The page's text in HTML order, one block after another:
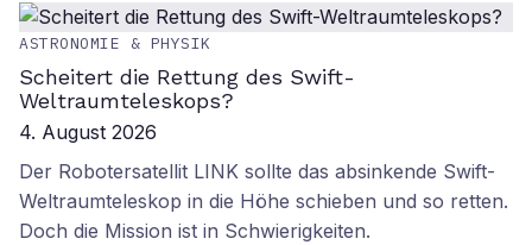
ASTRONOMIE & PHYSIK
Scheitert die Rettung des Swift-
Weltraumteleskops?
4. August 2026
Der Robotersatellit LINK sollte das absinkende Swift-
Weltraumteleskop in die Höhe schieben und so retten.
Doch die Mission ist in Schwierigkeiten.